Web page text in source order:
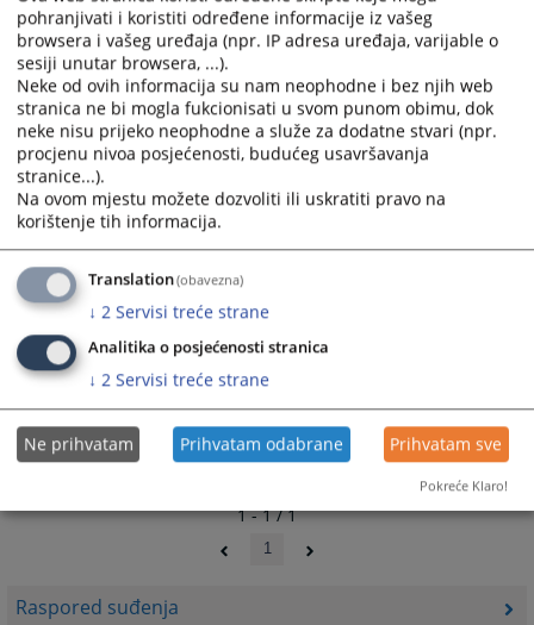
Raspored suđenja
Linkovi
Raspored rasprava
1 - 1 / 1
1
pohranjivati i koristiti određene informacije iz vašeg
browsera i vašeg uređaja (npr. IP adresa uređaja, varijable o
sesiji unutar browsera, ...).
Neke od ovih informacija su nam neophodne i bez njih web
stranica ne bi mogla fukcionisati u svom punom obimu, dok
neke nisu prijeko neophodne a služe za dodatne stvari (npr.
procjenu nivoa posjećenosti, budućeg usavršavanja
stranice...).
Na ovom mjestu možete dozvoliti ili uskratiti pravo na
korištenje tih informacija.
Translation(obavezna)
↓ 2 Servisi treće strane
Analitika o posjećenosti stranica
↓ 2 Servisi treće strane
Ne prihvatam Prihvatam odabrane Prihvatam sve
Pokreće Klaro!